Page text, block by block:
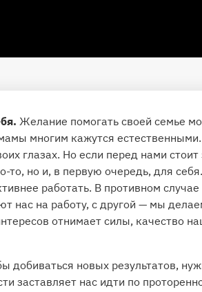
Желание помогать своей семье
многим кажутся
глазах. Но если перед нами
то, но и, в первую очередь, для
работать. В противном
нас на работу, с другой — мы
отнимает силы, качество
добиваться новых результатов,
заставляет нас идти по